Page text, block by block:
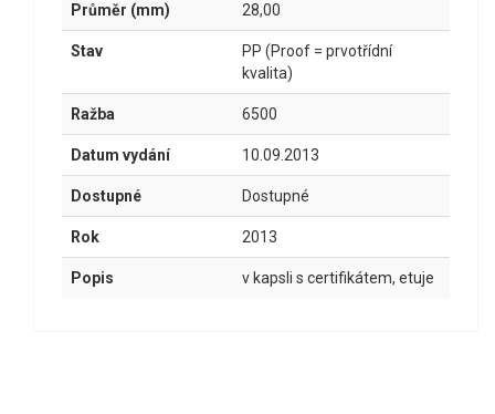
Průměr (mm) 28,00
Stav
PP (Proof = prvotřídní
kvalita)
Ražba 6500
Datum vydání 10.09.2013
Dostupné Dostupné
Rok 2013
Popis v kapsli s certifikátem, etuje